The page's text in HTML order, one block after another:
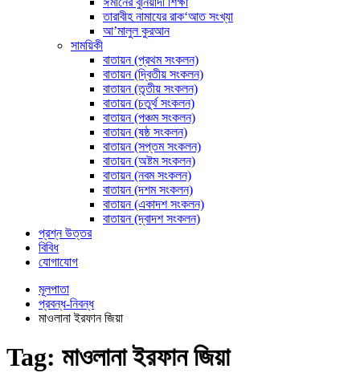
তারাবীহ নামাযের রাক‘আত সংখ্যা
আ’মালুল কুরআন
সাময়িকী
বাতায়ন (প্রথম সংকলন)
বাতায়ন (দ্বিতীয় সংকলন)
বাতায়ন (তৃতীয় সংকলন)
বাতায়ন (চতুর্থ সংকলন)
বাতায়ন (পঞ্চম সংকলন)
বাতায়ন (ষষ্ঠ সংকলন)
বাতায়ন (সপ্তম সংকলন)
বাতায়ন (অষ্টম সংকলন)
বাতায়ন (নবম সংকলন)
বাতায়ন (দশম সংকলন)
বাতায়ন (একাদশ সংকলন)
বাতায়ন (দ্বাদশ সংকলন)
প্রশ্ন উত্তর
বিবিধ
যোগাযোগ
মূলপাতা
প্রবন্ধ-নিবন্ধ
মাওলানা ইরফান জিয়া
Tag: মাওলানা ইরফান জিয়া